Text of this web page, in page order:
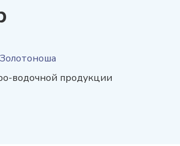
водочной продукции